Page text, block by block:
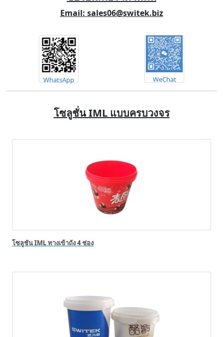
Email: sales06@switek.biz
WhatsApp WeChat
โซลูชั่น IML แบบครบวงจร
โซลูชัน IML ทางเข้าถัง 4 ช่อง